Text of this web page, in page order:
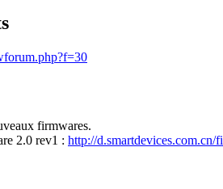
firmwares.
2.0 rev1 : http://